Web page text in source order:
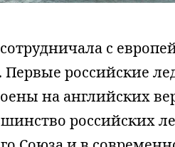
с
российские
на английских
российских